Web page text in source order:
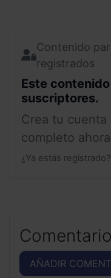
Contenido
registrados
Este
suscriptores.
Crea tu cuenta
completo
¿Ya estás registrado?
AÑADIR